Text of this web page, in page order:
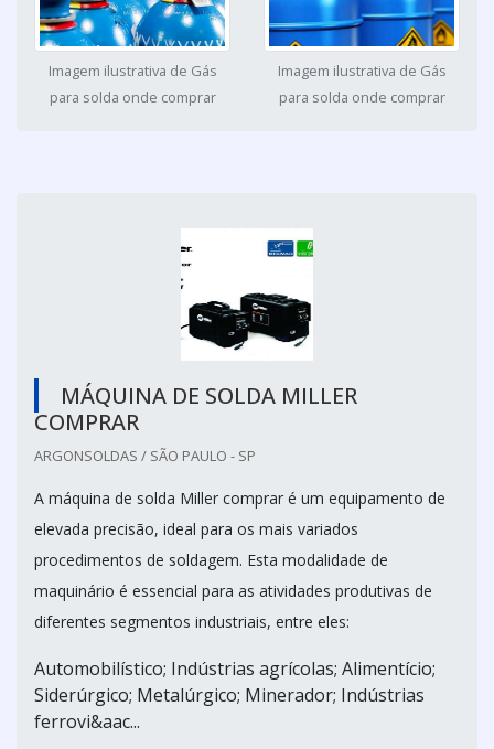
Imagem ilustrativa de Gás
para solda onde comprar
Imagem ilustrativa de Gás
para solda onde comprar
MÁQUINA DE SOLDA MILLER
COMPRAR
ARGONSOLDAS / SÃO PAULO - SP
A máquina de solda Miller comprar é um equipamento de
elevada precisão, ideal para os mais variados
procedimentos de soldagem. Esta modalidade de
maquinário é essencial para as atividades produtivas de
diferentes segmentos industriais, entre eles:
Automobilístico; Indústrias agrícolas; Alimentício;
Siderúrgico; Metalúrgico; Minerador; Indústrias
ferrovi&aac...